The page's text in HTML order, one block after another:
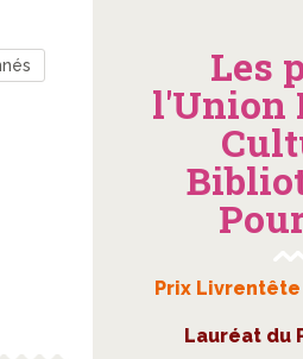
Les
l'Union
Prix
Lauréat du